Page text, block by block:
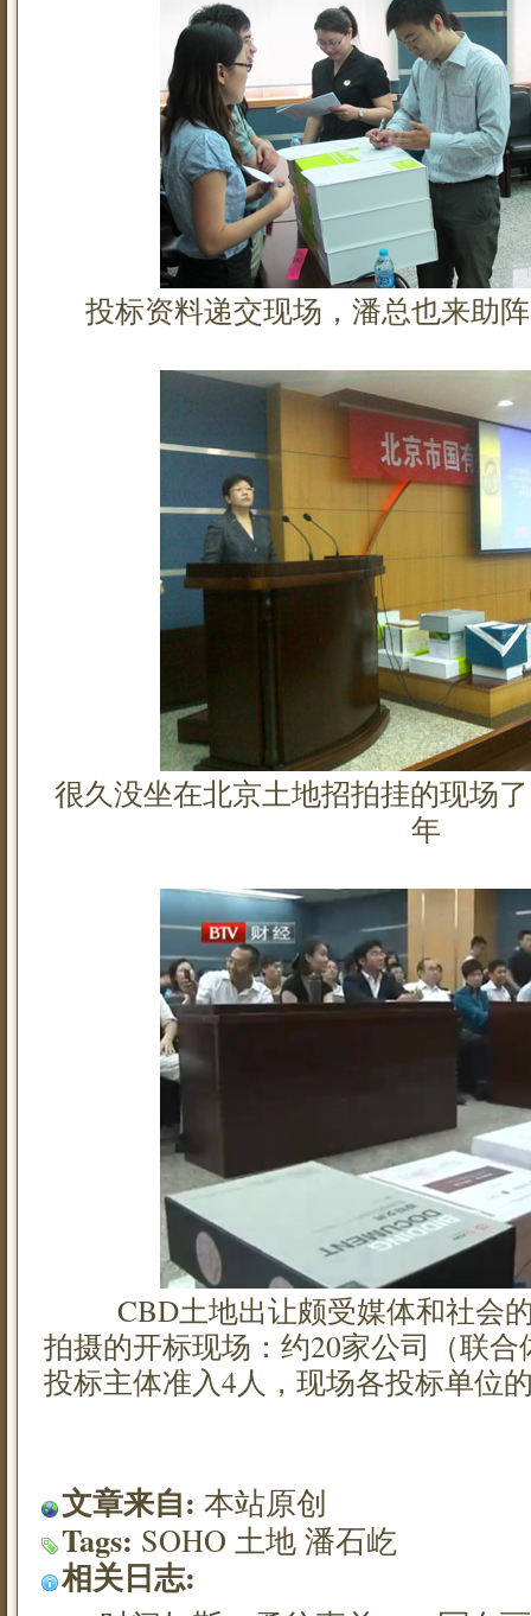
投标资料递交现场，潘总也来助
很久没坐在北京土地招拍挂的现场
年
CBD土地出让颇受媒体和社会的
拍摄的开标现场：约20家公司（联
投标主体准入4人，现场各投标单位
文章来自: 本站原创
Tags: SOHO 土地 潘石屹
相关日志: